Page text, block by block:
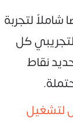
شاملاً لتجربة
كل
نقاط
لتشغيل